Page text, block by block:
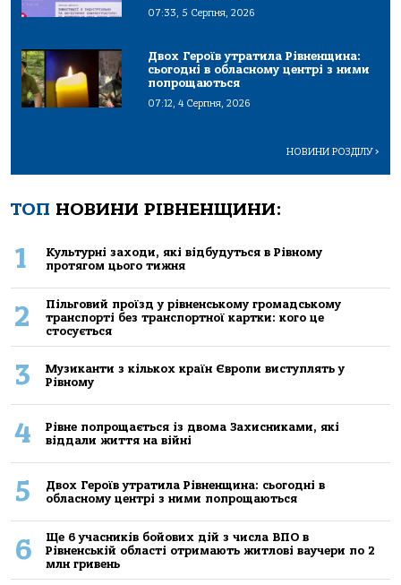
07:33, 5 Серпня, 2026
Двох Героїв утратила Рівненщина:
сьогодні в обласному центрі з ними
попрощаються
07:12, 4 Серпня, 2026
НОВИНИ РОЗДІЛУ>
ТОП НОВИНИ РІВНЕНЩИНИ:
1
Культурні заходи, які відбудуться в Рівному
протягом цього тижня
2
Пільговий проїзд у рівненському громадському
транспорті без транспортної картки: кого це
стосується
3
Музиканти з кількох країн Європи виступлять у
Рівному
4
Рівне попрощається із двома Захисниками, які
віддали життя на війні
5
Двох Героїв утратила Рівненщина: сьогодні в
обласному центрі з ними попрощаються
6
Ще 6 учасників бойових дій з числа ВПО в
Рівненській області отримають житлові ваучери по 2
млн гривень